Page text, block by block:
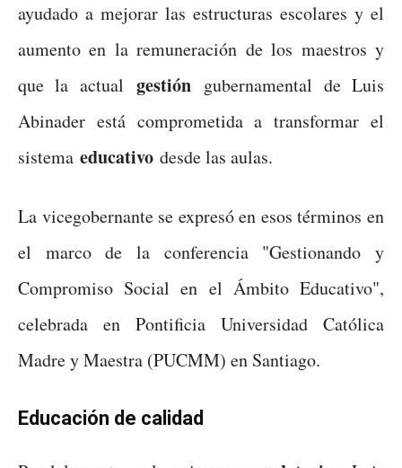
ayudado a mejorar las estructuras escolares y el
aumento en la remuneración de los maestros y
que la actual gestión gubernamental de Luis
Abinader está comprometida a transformar el
sistema educativo desde las aulas.
La vicegobernante se expresó en esos términos en
el marco de la conferencia "Gestionando y
Compromiso Social en el Ámbito Educativo",
celebrada en Pontificia Universidad Católica
Madre y Maestra (PUCMM) en Santiago.
Educación de calidad